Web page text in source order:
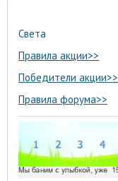
Света
Правила акции>>
Победители акции>>
Правила форума>>